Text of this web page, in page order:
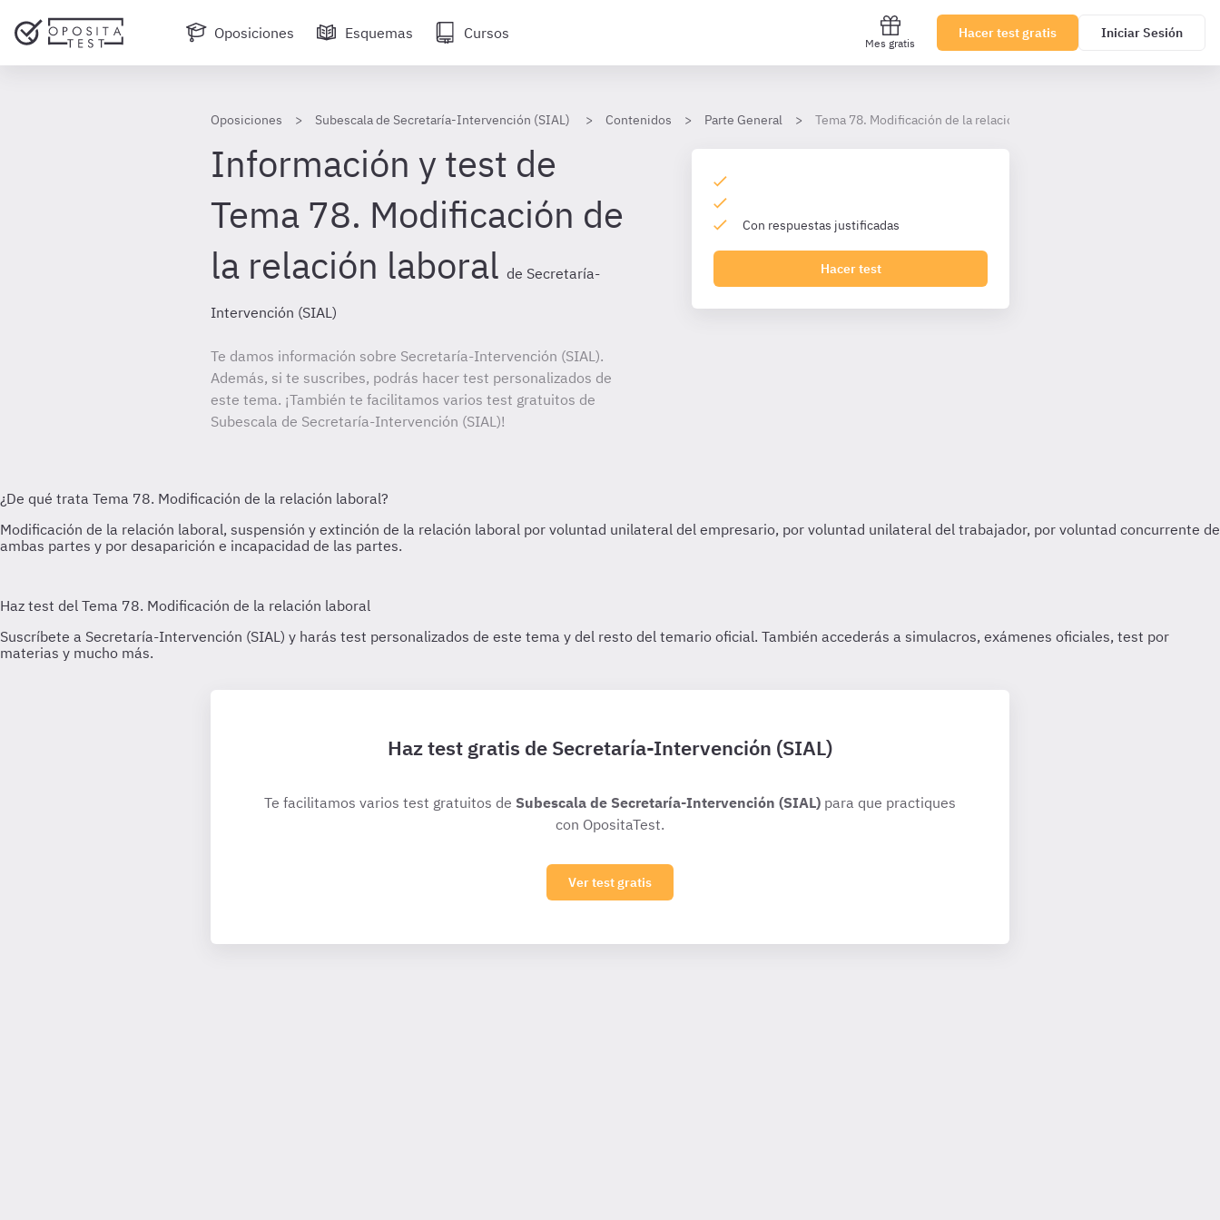
Oposiciones Esquemas Cursos
Mes gratis
Hacer test gratis Iniciar Sesión
Oposiciones Subescala de Secretaría-Intervención (SIAL) Contenidos Parte General Tema 78. Modificación de la relación laboral
Información y test de
Tema 78. Modificación de
la relación laboral de Secretaría-
Intervención (SIAL)
Te damos información sobre Secretaría-Intervención (SIAL).
Además, si te suscribes, podrás hacer test personalizados de
este tema. ¡También te facilitamos varios test gratuitos de
Subescala de Secretaría-Intervención (SIAL)!
Con respuestas justificadas
Hacer test
Haz test gratis de Secretaría-Intervención (SIAL)
Te facilitamos varios test gratuitos de Subescala de Secretaría-Intervención (SIAL) para que practiques
con OpositaTest.
Ver test gratis